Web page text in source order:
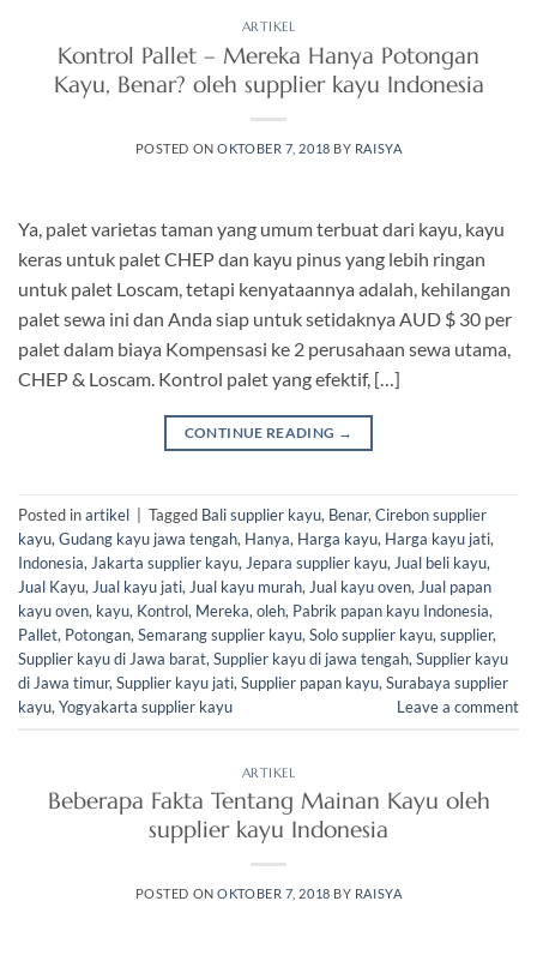
ARTIKEL
Kontrol Pallet – Mereka Hanya Potongan
Kayu, Benar? oleh supplier kayu Indonesia
POSTED ONOKTOBER 7, 2018 BY RAISYA
Ya, palet varietas taman yang umum terbuat dari kayu, kayu
keras untuk palet CHEP dan kayu pinus yang lebih ringan
untuk palet Loscam, tetapi kenyataannya adalah, kehilangan
palet sewa ini dan Anda siap untuk setidaknya AUD $ 30 per
palet dalam biaya Kompensasi ke 2 perusahaan sewa utama,
CHEP & Loscam. Kontrol palet yang efektif, […]
CONTINUE READING →
Posted inartikel Tagged Bali supplier kayu, Benar, Cirebon supplier
kayu, Gudang kayu jawa tengah, Hanya, Harga kayu, Harga kayu jati,
Indonesia, Jakarta supplier kayu, Jepara supplier kayu, Jual beli kayu,
Jual Kayu, Jual kayu jati, Jual kayu murah, Jual kayu oven, Jual papan
kayu oven, kayu, Kontrol, Mereka, oleh, Pabrik papan kayu Indonesia,
Pallet, Potongan, Semarang supplier kayu, Solo supplier kayu, supplier,
Supplier kayu di Jawa barat, Supplier kayu di jawa tengah, Supplier kayu
di Jawa timur, Supplier kayu jati, Supplier papan kayu, Surabaya supplier
kayu, Yogyakarta supplier kayu Leave a comment
ARTIKEL
Beberapa Fakta Tentang Mainan Kayu oleh
supplier kayu Indonesia
POSTED ONOKTOBER 7, 2018 BY RAISYA